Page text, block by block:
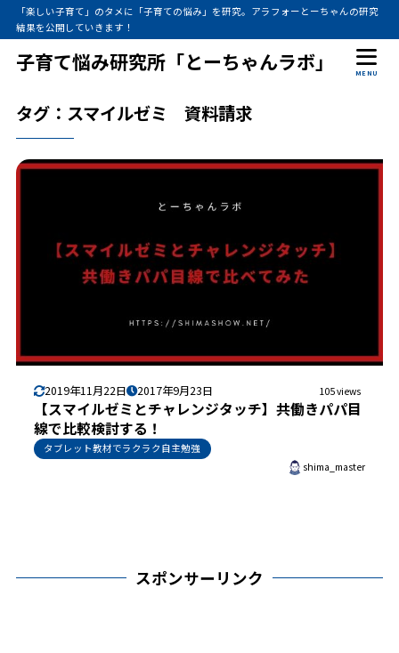
「楽しい子育て」のタメに「子育ての悩み」を研究。アラフォーとーちゃんの研究
結果を公開していきます！
子育て悩み研究所「とーちゃんラボ」 MENU
タグ：スマイルゼミ 資料請求
2019年11月22日 2017年9月23日 105 views
【スマイルゼミとチャレンジタッチ】共働きパパ目
線で比較検討する！
タブレット教材でラクラク自主勉強
shima_master
スポンサーリンク